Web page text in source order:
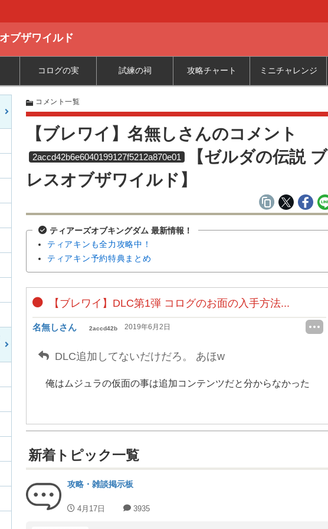
ブザワイルド
コログの実 試練の祠 攻略チャート ミニチャレンジ
コメント一覧
【ブレワイ】名無しさんのコメント
2accd42b6e6040199127f5212a870e01
【ゼルダの伝説 ブ
レスオブザワイルド】
ティアーズオブキングダム 最新情報！
ティアキンも全力攻略中！
ティアキン予約特典まとめ
【ブレワイ】DLC第1弾 コログのお面の入手方法...
名無しさん 2accd42b 2019年6月2日
DLC追加してないだけだろ。 あほw
俺はムジュラの仮面の事は追加コンテンツだと分からなかった
新着トピック一覧
攻略・雑談掲示板
4月17日 3935